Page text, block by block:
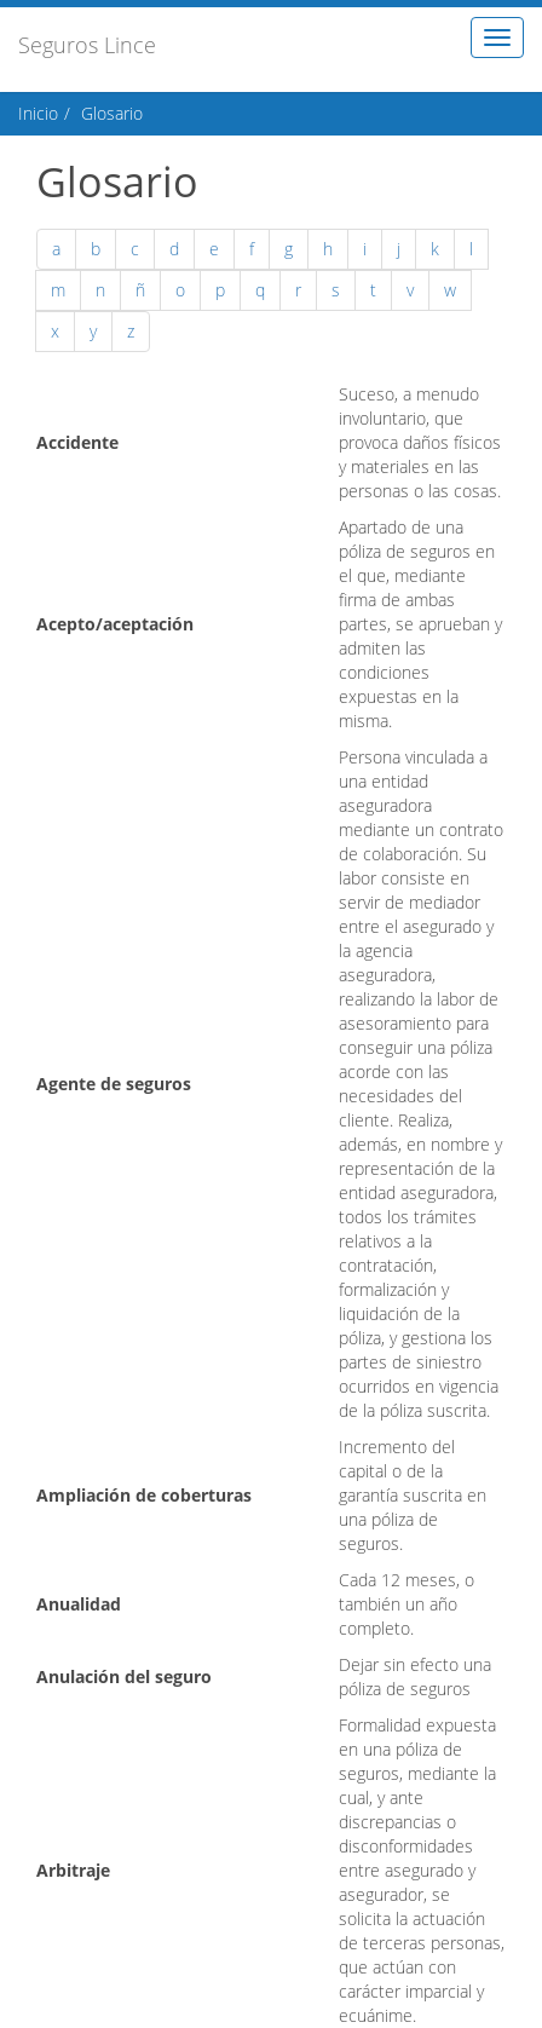
Seguros Lince
Inicio Glosario
Glosario
a b c d e f g h i j k
l
m
n ñ o p q r s t v
w
x
y z
Accidente
Suceso, a menudo
involuntario, que
provoca daños físicos
y materiales en las
personas o las cosas.
Acepto/aceptación
Apartado de una
póliza de seguros en
el que, mediante
firma de ambas
partes, se aprueban y
admiten las
condiciones
expuestas en la
misma.
Agente de seguros
Persona vinculada a
una entidad
aseguradora
mediante un contrato
de colaboración. Su
labor consiste en
servir de mediador
entre el asegurado y
la agencia
aseguradora,
realizando la labor de
asesoramiento para
conseguir una póliza
acorde con las
necesidades del
cliente. Realiza,
además, en nombre y
representación de la
entidad aseguradora,
todos los trámites
relativos a la
contratación,
formalización y
liquidación de la
póliza, y gestiona los
partes de siniestro
ocurridos en vigencia
de la póliza suscrita.
Ampliación de coberturas
Incremento del
capital o de la
garantía suscrita en
una póliza de
seguros.
Anualidad
Cada 12 meses, o
también un año
completo.
Anulación del seguro
Dejar sin efecto una
póliza de seguros
Arbitraje
Formalidad expuesta
en una póliza de
seguros, mediante la
cual, y ante
discrepancias o
disconformidades
entre asegurado y
asegurador, se
solicita la actuación
de terceras personas,
que actúan con
carácter imparcial y
ecuánime.